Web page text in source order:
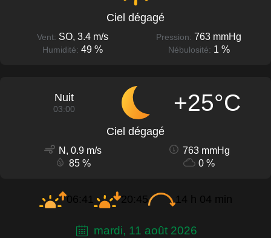
Ciel dégagé
Vent: SO, 3.4 m/s Pression: 763 mmHg
Humidité: 49 % Nébulosité: 1 %
Nuit
03:00 +25°C
Ciel dégagé
N, 0.9 m/s
763 mmHg
85 %
0 %
06:41 20:45 14 h 04 min
mardi, 11 août 2026